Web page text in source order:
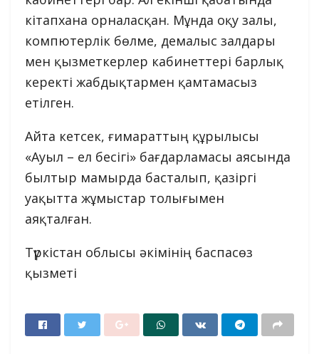
кітапхана орналасқан. Мұнда оқу залы,
компютерлік бөлме, демалыс залдары
мен қызметкерлер кабинеттері барлық
керекті жабдықтармен қамтамасыз
етілген.
Айта кетсек, ғимараттың құрылысы
«Ауыл – ел бесігі» бағдарламасы аясында
былтыр мамырда басталып, қазіргі
уақытта жұмыстар толығымен
аяқталған.
Түркістан облысы әкімінің баспасөз
қызметі